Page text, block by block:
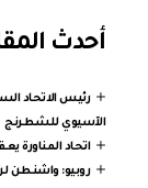
أحدث
رئيس الاتحاد
الآسيوي للشطرنج
اتحاد المناورة
روبيو: واشنطن